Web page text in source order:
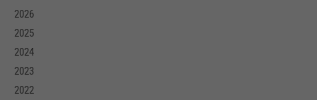
2026
2025
2024
2023
2022